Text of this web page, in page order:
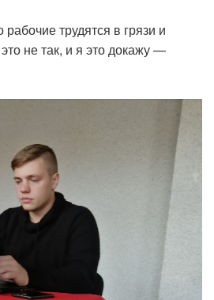
трудятся в грязи и
не так, и я это докажу —